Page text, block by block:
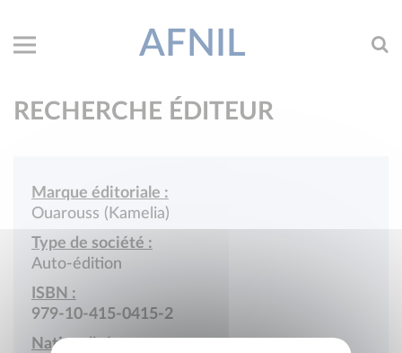
AFNIL
RECHERCHE ÉDITEUR
Marque éditoriale :
Ouarouss (Kamelia)
Type de société :
Auto-édition
ISBN :
979-10-415-0415-2
Nationalité :